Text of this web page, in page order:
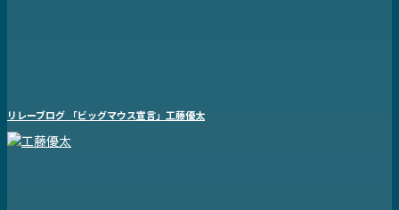
リレーブログ 「ビッグマウス宣言」工藤優太